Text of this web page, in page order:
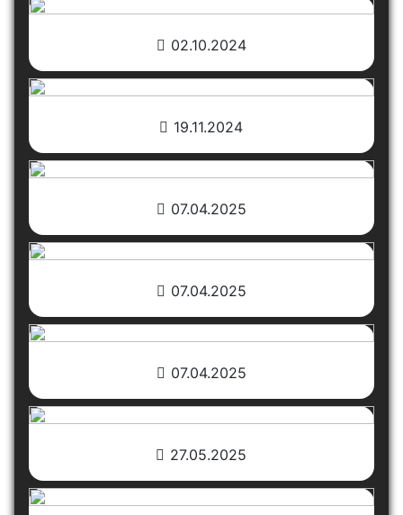
02.10.2024
19.11.2024
07.04.2025
07.04.2025
07.04.2025
27.05.2025